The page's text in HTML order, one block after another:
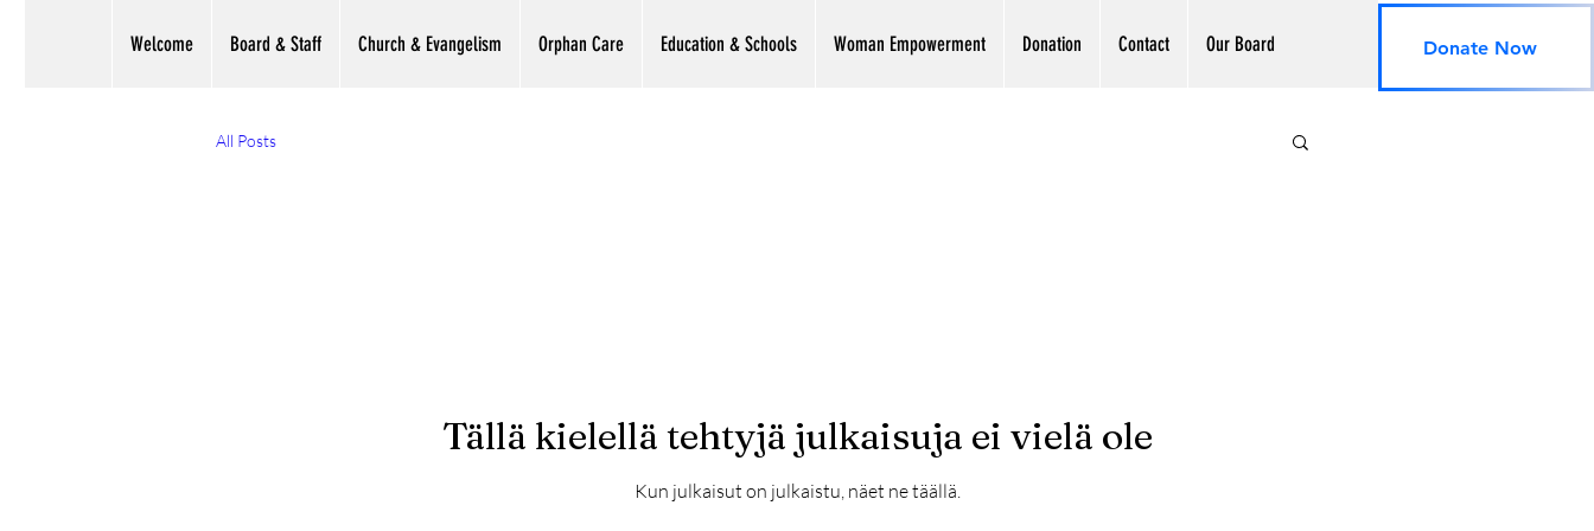
Welcome Board & Staff Church & Evangelism Orphan Care Education & Schools Woman Empowerment Donation Contact Our Board Donate Now
All Posts
Tällä kielellä tehtyjä julkaisuja ei vielä ole
Kun julkaisut on julkaistu, näet ne täällä.